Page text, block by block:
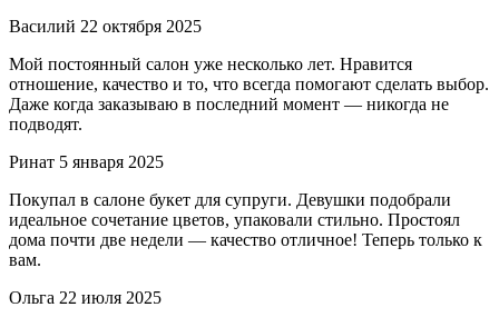
Василий 22 октября 2025
Мой постоянный салон уже несколько лет. Нравится
отношение, качество и то, что всегда помогают сделать выбор.
Даже когда заказываю в последний момент — никогда не
подводят.
Ринат 5 января 2025
Покупал в салоне букет для супруги. Девушки подобрали
идеальное сочетание цветов, упаковали стильно. Простоял
дома почти две недели — качество отличное! Теперь только к
вам.
Ольга 22 июля 2025